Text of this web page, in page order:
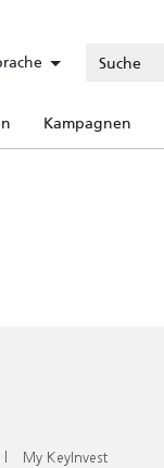
Kampagnen
| My KeyInvest